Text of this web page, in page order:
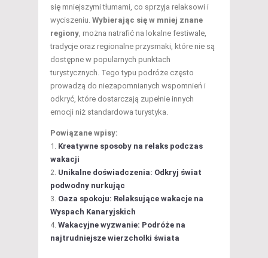
się mniejszymi tłumami, co sprzyja relaksowi i
wyciszeniu. Wybierając się w mniej znane
regiony , można natrafić na lokalne festiwale,
tradycje oraz regionalne przysmaki, które nie są
dostępne w popularnych punktach
turystycznych. Tego typu podróże często
prowadzą do niezapomnianych wspomnień i
odkryć, które dostarczają zupełnie innych
emocji niż standardowa turystyka.
Powiązane wpisy:
Kreatywne sposoby na relaks podczas
wakacji
Unikalne doświadczenia: Odkryj świat
podwodny nurkując
Oaza spokoju: Relaksujące wakacje na
Wyspach Kanaryjskich
Wakacyjne wyzwanie: Podróże na
najtrudniejsze wierzchołki świata